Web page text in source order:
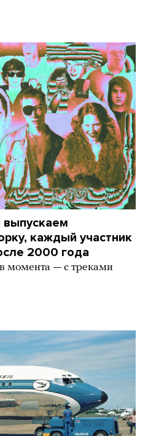
каждый участник
2000 года
момента — с треками